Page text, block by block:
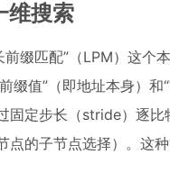
维搜索
缀匹配”（LPM）这
缀值”（即地址本身）
固定步长（stride）逐
点的子节点选择）。这